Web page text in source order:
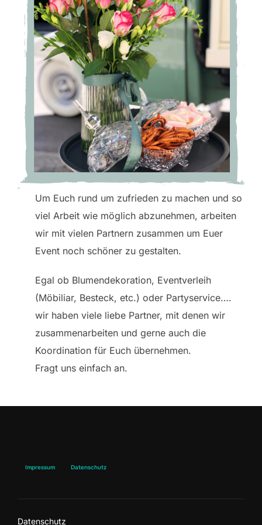
Um Euch rund um zufrieden zu machen und so
viel Arbeit wie möglich abzunehmen, arbeiten
wir mit vielen Partnern zusammen um Euer
Event noch schöner zu gestalten.
Egal ob Blumendekoration, Eventverleih
(Möbiliar, Besteck, etc.) oder Partyservice….
wir haben viele liebe Partner, mit denen wir
zusammenarbeiten und gerne auch die
Koordination für Euch übernehmen.
Fragt uns einfach an.
Impressum Datenschutz
Datenschutz